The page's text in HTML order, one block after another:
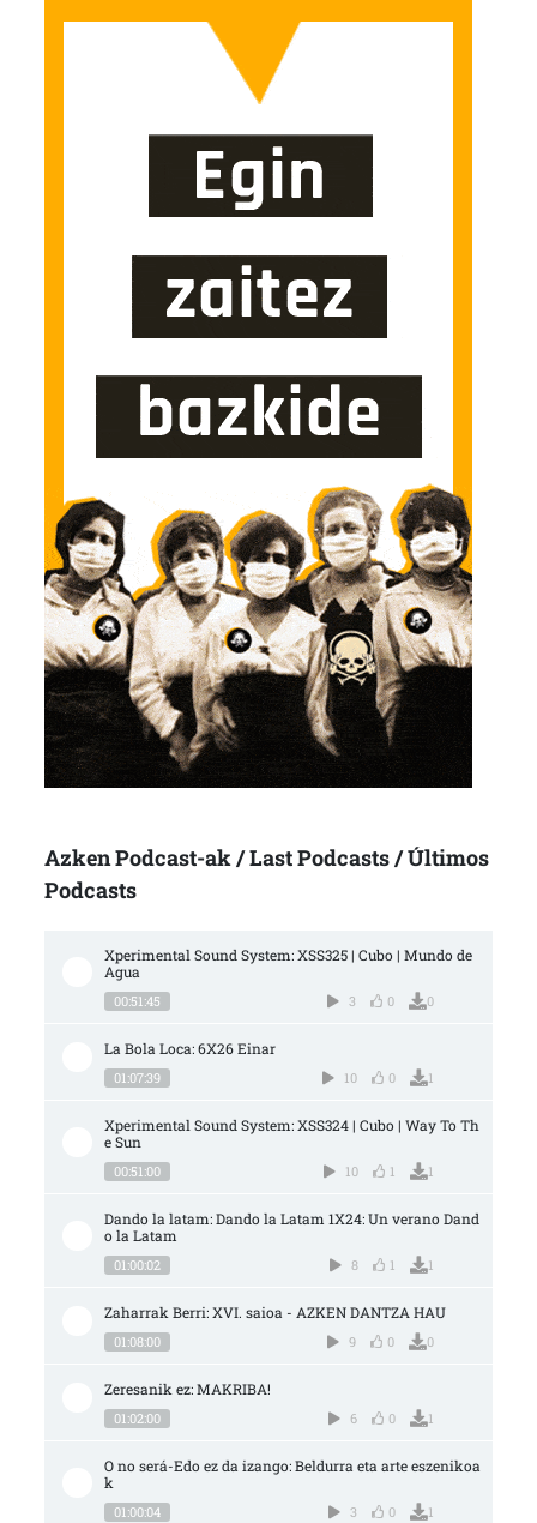
Azken Podcast-ak / Last Podcasts / Últimos
Podcasts
Xperimental Sound System: XSS325 | Cubo | Mundo de
Agua
00:51:45 3 0 0
La Bola Loca: 6X26 Einar
01:07:39 10 0 1
Xperimental Sound System: XSS324 | Cubo | Way To Th
e Sun
00:51:00 10 1 1
Dando la latam: Dando la Latam 1X24: Un verano Dand
o la Latam
01:00:02 8 1 1
Zaharrak Berri: XVI. saioa - AZKEN DANTZA HAU
01:08:00 9 0 0
Zeresanik ez: MAKRIBA!
01:02:00 6 0 1
O no será-Edo ez da izango: Beldurra eta arte eszenikoa
k
01:00:04 3 0 1